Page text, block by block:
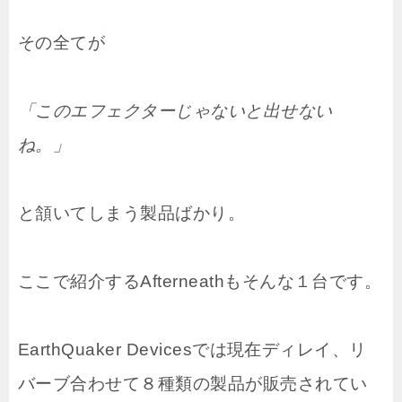
その全てが
「このエフェクターじゃないと出せない
ね。」
と頷いてしまう製品ばかり。
ここで紹介するAfterneathもそんな１台です。
EarthQuaker Devicesでは現在ディレイ、リ
バーブ合わせて８種類の製品が販売されてい